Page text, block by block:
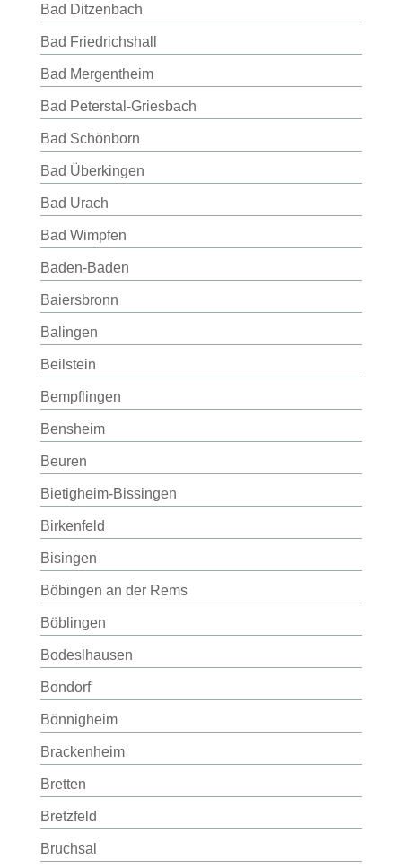
Bad Ditzenbach
Bad Friedrichshall
Bad Mergentheim
Bad Peterstal-Griesbach
Bad Schönborn
Bad Überkingen
Bad Urach
Bad Wimpfen
Baden-Baden
Baiersbronn
Balingen
Beilstein
Bempflingen
Bensheim
Beuren
Bietigheim-Bissingen
Birkenfeld
Bisingen
Böbingen an der Rems
Böblingen
Bodeslhausen
Bondorf
Bönnigheim
Brackenheim
Bretten
Bretzfeld
Bruchsal